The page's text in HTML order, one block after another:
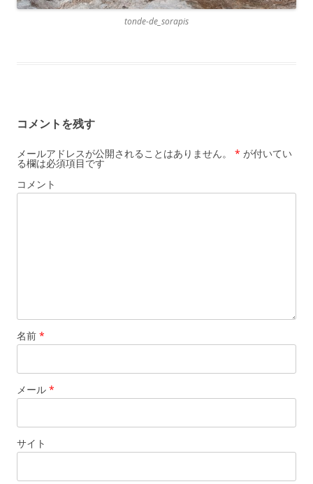
tonde-de_sorapis
コメントを残す
メールアドレスが公開されることはありません。 * が付いてい
る欄は必須項目です
コメント
名前 *
メール *
サイト